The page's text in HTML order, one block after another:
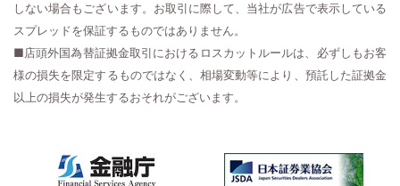
しない場合もございます。お取引に際して、当社が広告で表示している
スプレッドを保証するものではありません。
■店頭外国為替証拠金取引におけるロスカットルールは、必ずしもお客
様の損失を限定するものではなく、相場変動等により、預託した証拠金
以上の損失が発生するおそれがございます。